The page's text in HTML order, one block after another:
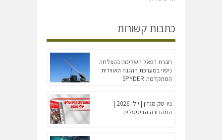
כתבות קשורות
חברת רפאל השלימה בהצלחה
ניסוי במערכת ההגנה האווירית
המתקדמת SPYDER
ניו-טק מגזין | יולי 2026 |
המהדורה הדיגיטלית